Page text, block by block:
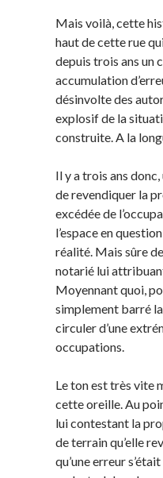
Mais voilà, cette
haut de cette rue
depuis trois ans un
accumulation
désinvolte des
explosif de la
construite. A la
Il y a trois ans
de revendiquer la
excédée de
l’espace en
réalité. Mais sûre
notarié lui
Moyennant quoi,
simplement barré
circuler d’une
occupations.
Le ton est très vite
cette oreille. Au
lui contestant la
de terrain qu’elle
qu’une erreur